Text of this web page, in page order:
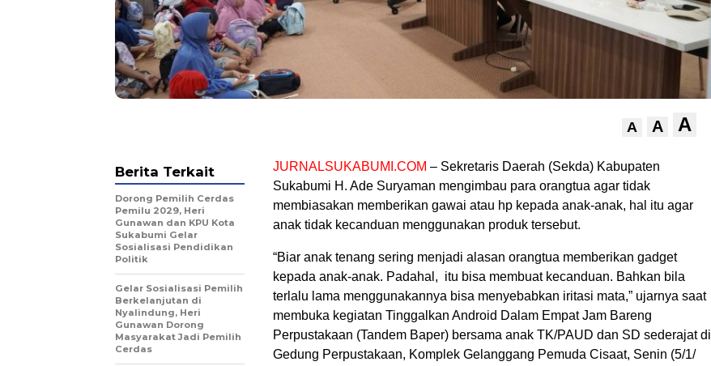
A A A
JURNALSUKABUMI.COM – Sekretaris Daerah (Sekda) Kabupaten
Sukabumi H. Ade Suryaman mengimbau para orangtua agar tidak
membiasakan memberikan gawai atau hp kepada anak-anak, hal itu agar
anak tidak kecanduan menggunakan produk tersebut.
“Biar anak tenang sering menjadi alasan orangtua memberikan gadget
kepada anak-anak. Padahal, itu bisa membuat kecanduan. Bahkan bila
terlalu lama menggunakannya bisa menyebabkan iritasi mata,” ujarnya saat
membuka kegiatan Tinggalkan Android Dalam Empat Jam Bareng
Perpustakaan (Tandem Baper) bersama anak TK/PAUD dan SD sederajat di
Gedung Perpustakaan, Komplek Gelanggang Pemuda Cisaat, Senin (5/1/
Berita Terkait
Dorong Pemilih Cerdas
Pemilu 2029, Heri
Gunawan dan KPU Kota
Sukabumi Gelar
Sosialisasi Pendidikan
Politik
Gelar Sosialisasi Pemilih
Berkelanjutan di
Nyalindung, Heri
Gunawan Dorong
Masyarakat Jadi Pemilih
Cerdas